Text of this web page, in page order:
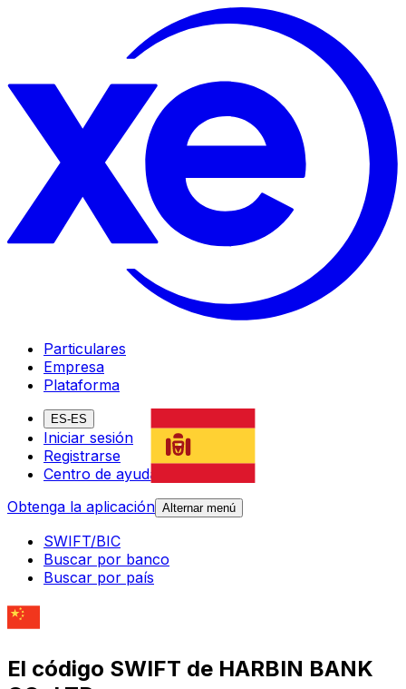
Particulares
Empresa
Plataforma
ES-ES
Iniciar sesión
Registrarse
Centro de ayuda
Obtenga la aplicación Alternar menú
SWIFT/BIC
Buscar por banco
Buscar por país
El código SWIFT de HARBIN BANK